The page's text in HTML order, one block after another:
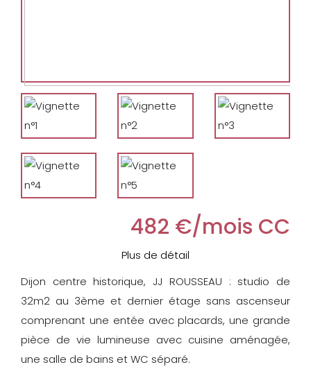
482 €/mois CC
Plus de détail
Dijon centre historique, JJ ROUSSEAU : studio de
32m2 au 3ème et dernier étage sans ascenseur
comprenant une entée avec placards, une grande
pièce de vie lumineuse avec cuisine aménagée,
une salle de bains et WC séparé.